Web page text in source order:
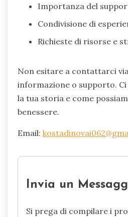
Importanza del
Condivisione di
Richieste di risorse e
Non esitare a contattarci
informazione o supporto.
la tua storia e come
benessere.
Email:
Invia un
Si prega di compilare i